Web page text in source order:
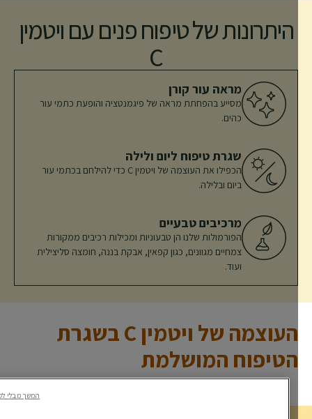
היתרונות של טיפוח פנים עם ויטמין
מראה עור קורן
מסייע בהפחתת מראה של פיגמנטציה והופעת כתמי עור
כהים.
שגרת טיפוח ליום ולילה
הכפילו את העוצמה של ויטמין C כדי להילחם בכתמי עור
ביום ובלילה.
מרכיבים טבעיים
הפורמולות שלנו הן טבעוניות ומכילות רכיבים ממקורות
צמחיים מגוונים, כגון קפאין, אבקת בננה, חומצה סליצילית
ועוד.
העוצמה של ויטמין C בשגרת
הטיפוח המושלמת
המשך מבלי לקבל